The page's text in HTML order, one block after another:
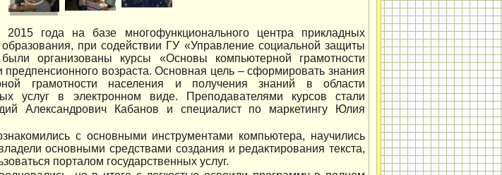
года на базе многофункционального центра прикладных
при содействии ГУ «Управление социальной защиты
организованы курсы «Основы компьютерной грамотности
возраста. Основная цель – сформировать знания
грамотности населения и получения знаний в области
услуг в электронном виде. Преподавателями курсов стали
Александрович Кабанов и специалист по маркетингу Юлия
с основными инструментами компьютера, научились
основными средствами создания и редактирования текста,
порталом государственных услуг.